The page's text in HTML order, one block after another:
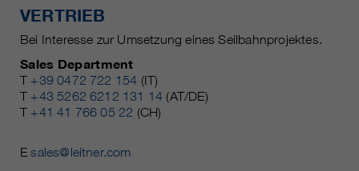
VERTRIEB
Bei Interesse zur Umsetzung eines Seilbahnprojektes.
Sales Department
T +39 0472 722 154 (IT)
T +43 5262 6212 131 14 (AT/DE)
T +41 41 766 05 22 (CH)
Esales@leitner.com